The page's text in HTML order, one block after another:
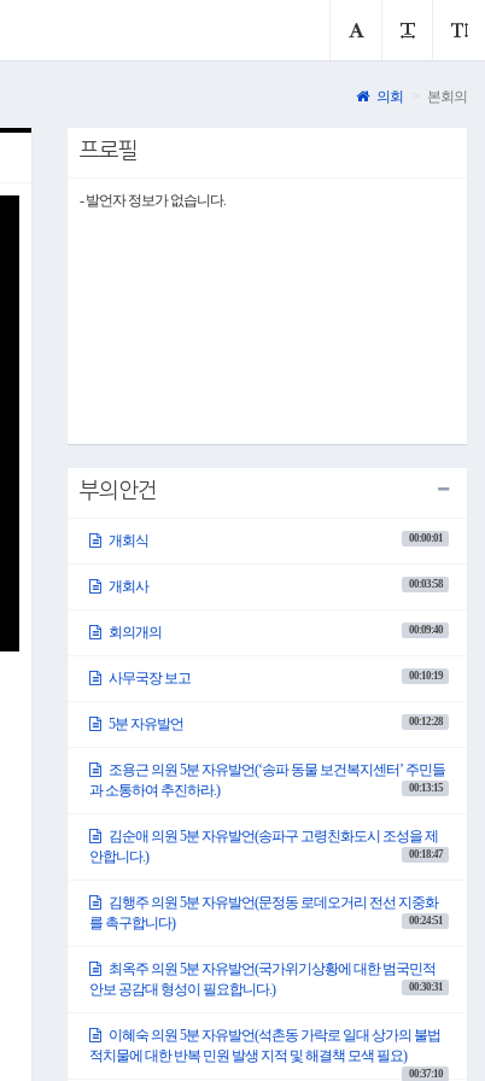
의회 본회의
프로필
- 발언자 정보가 없습니다.
부의안건
개회식 00:00:01
개회사 00:03:58
회의개의 00:09:40
사무국장 보고 00:10:19
5분 자유발언 00:12:28
조용근 의원 5분 자유발언(‘송파 동물 보건복지센터’ 주민들
과 소통하여 추진하라.)
00:13:15
김순애 의원 5분 자유발언(송파구 고령친화도시 조성을 제
안합니다.)
00:18:47
김행주 의원 5분 자유발언(문정동 로데오거리 전선 지중화
를 촉구합니다)
00:24:51
최옥주 의원 5분 자유발언(국가위기상황에 대한 범국민적
안보 공감대 형성이 필요합니다.)
00:30:31
이혜숙 의원 5분 자유발언(석촌동 가락로 일대 상가의 불법
적치물에 대한 반복 민원 발생 지적 및 해결책 모색 필요)
00:37:10